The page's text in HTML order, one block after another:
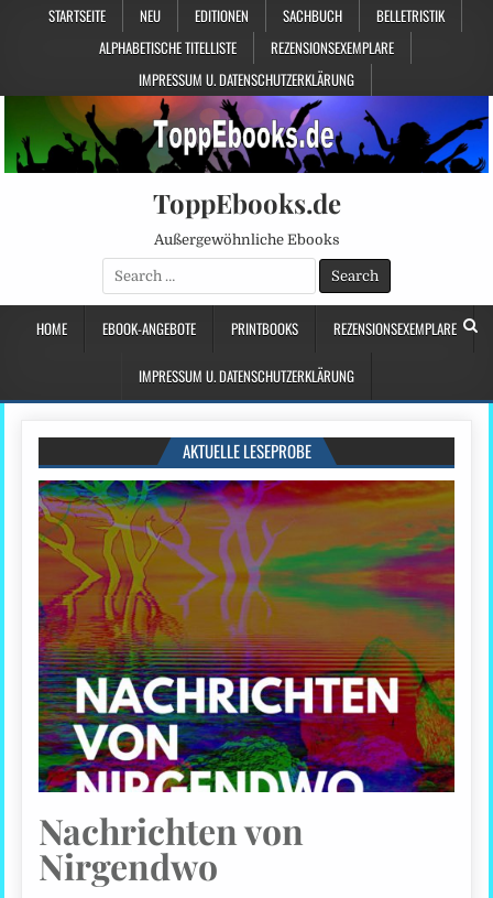
STARTSEITE NEU EDITIONEN SACHBUCH
BELLETRISTIK
ALPHABETISCHE TITELLISTE
REZENSIONSEXEMPLARE
IMPRESSUM U. DATENSCHUTZERKLÄRUNG
ToppEbooks.de
Außergewöhnliche Ebooks
Search
for:
HOME EBOOK-ANGEBOTE PRINTBOOKS REZENSIONSEXEMPLARE
IMPRESSUM U. DATENSCHUTZERKLÄRUNG
AKTUELLE LESEPROBE
Nachrichten von
Nirgendwo